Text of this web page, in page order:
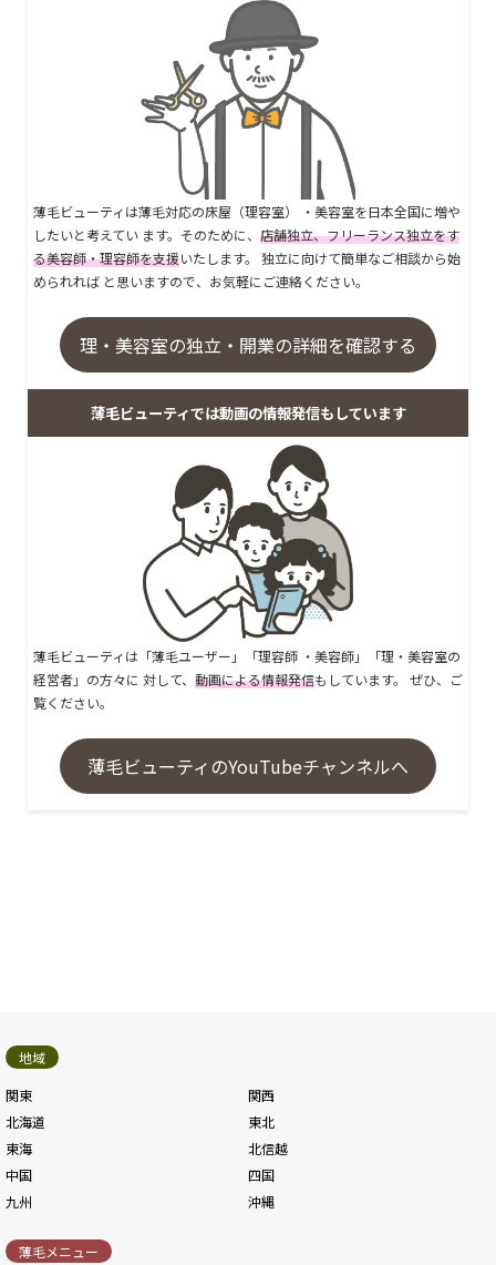
薄毛ビューティは薄毛対応の床屋（理容室） ・美容室を日本全国に増や
したいと考えてい ます。そのために、 店舗独立、フリーランス独立をす
る美容師・理容師を支援いたします。 独立に向けて簡単なご相談から始
められれば と思いますので、お気軽にご連絡ください。
理・美容室の独立・開業の詳細を確認する
薄毛ビューティでは動画の情報発信もしています
薄毛ビューティは「薄毛ユーザー」「理容師 ・美容師」「理・美容室の
経営者」の方々に 対して、 動画による情報発信もしています。 ぜひ、ご
覧ください。
薄毛ビューティのYouTubeチャンネルへ
地域
関東
関西
北海道
東北
東海
北信越
中国
四国
九州
沖縄
薄毛メニュー